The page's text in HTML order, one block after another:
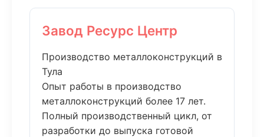
Завод Ресурс Центр
Производство металлоконструкций в
Тула
Опыт работы в производство
металлоконструкций более 17 лет.
Полный производственный цикл, от
разработки до выпуска готовой